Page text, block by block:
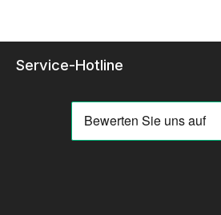
Service-Hotline